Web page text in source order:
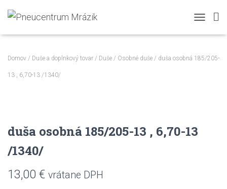
Domov / Duše a doplnkový tovar / Duše / Osobné duše / duša osobná 185/205-
13 , 6,70-13 /1340/
duša osobná 185/205-13 , 6,70-13
/1340/
13,00 € vrátane DPH